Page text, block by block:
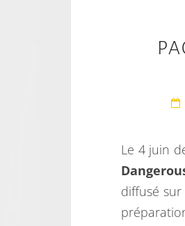
Le 4 juin
diffusé